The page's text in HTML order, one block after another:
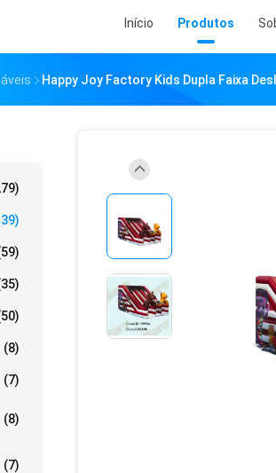
Início Produtos
Happy Joy Factory Kids Dupla Faixa
(8)
(7)
(8)
(7)